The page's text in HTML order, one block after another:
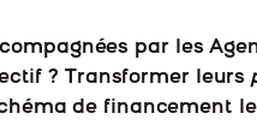
par les
? Transformer leurs
de financement